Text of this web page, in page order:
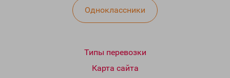
Одноклассники
Типы перевозки
Карта сайта